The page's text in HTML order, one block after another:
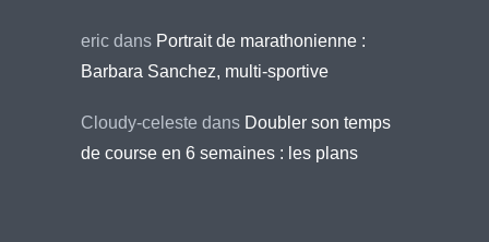
eric dans Portrait de marathonienne :
Barbara Sanchez, multi-sportive
Cloudy-celeste dans Doubler son temps
de course en 6 semaines : les plans